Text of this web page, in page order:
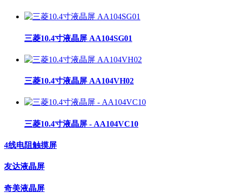
三菱10.4寸液晶屏 AA104SG01
三菱10.4寸液晶屏 AA104VH02
三菱10.4寸液晶屏 - AA104VC10
4线电阻触摸屏
友达液晶屏
奇美液晶屏